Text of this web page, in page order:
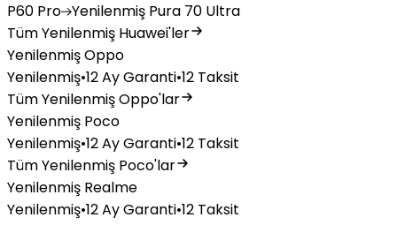
P60 Pro Yenilenmiş Pura 70 Ultra
Tüm Yenilenmiş Huawei'ler
Yenilenmiş Oppo
Yenilenmiş•12 Ay Garanti•12 Taksit
Tüm Yenilenmiş Oppo'lar
Yenilenmiş Poco
Yenilenmiş•12 Ay Garanti•12 Taksit
Tüm Yenilenmiş Poco'lar
Yenilenmiş Realme
Yenilenmiş•12 Ay Garanti•12 Taksit